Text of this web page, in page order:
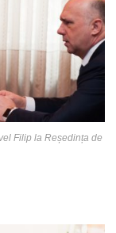
Filip la Reședința de